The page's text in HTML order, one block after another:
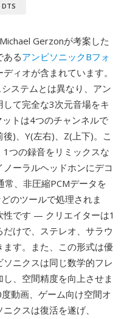
DTS
Gerzonが考案した
あるアンビソニックBフォ
ィオが含まれています。
ステムとは異なり、アン
て完全な3次元音場をキ
トは4つのチャンネルで
)、Y(左右)、Z(上下)。こ
つの録音をリミックスな
ーラルヘッドホンにデコ
常、非圧縮PCMデータを
のツールで処理されま
性です — クリエイターは1
けで、ステレオ、サラウ
す。また、この形式は優
ニクスは同じ数学的フレ
、空間精度を向上させま
動画、ゲーム向け空間オ
クスは復活を遂げ、